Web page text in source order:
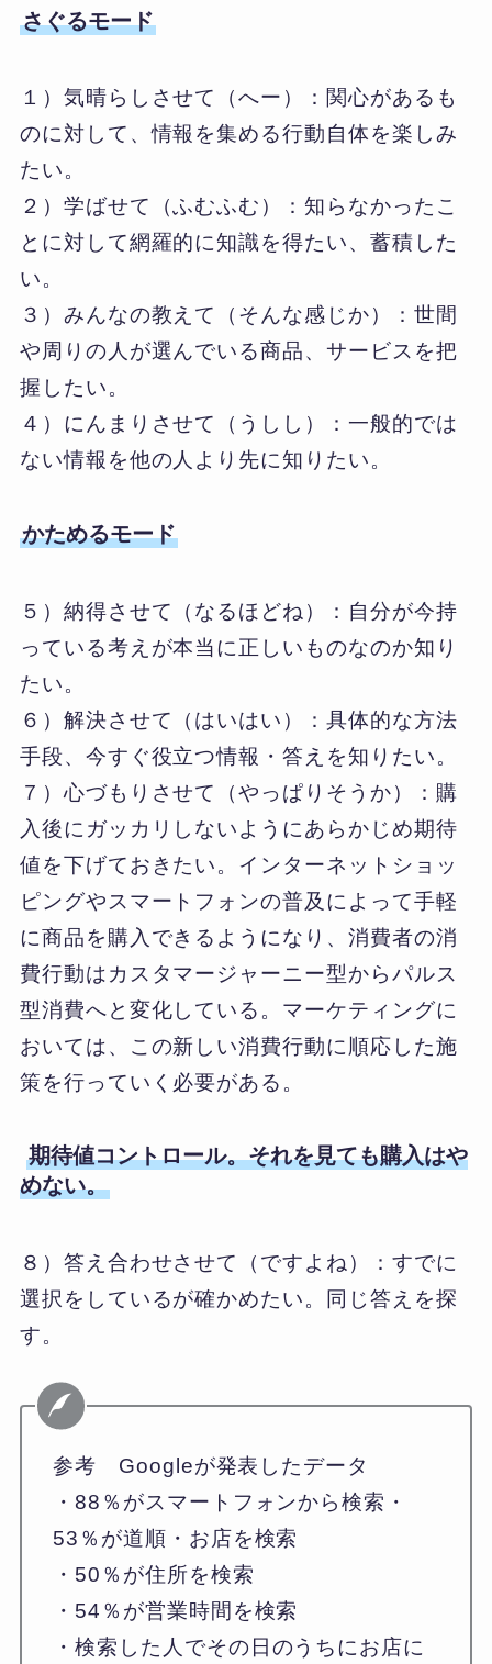
さぐるモード
１）気晴らしさせて（へー）：関心があるも
のに対して、情報を集める行動自体を楽しみ
たい。
２）学ばせて（ふむふむ）：知らなかったこ
とに対して網羅的に知識を得たい、蓄積した
い。
３）みんなの教えて（そんな感じか）：世間
や周りの人が選んでいる商品、サービスを把
握したい。
４）にんまりさせて（うしし）：一般的では
ない情報を他の人より先に知りたい。
かためるモード
５）納得させて（なるほどね）：自分が今持
っている考えが本当に正しいものなのか知り
たい。
６）解決させて（はいはい）：具体的な方法
手段、今すぐ役立つ情報・答えを知りたい。
７）心づもりさせて（やっぱりそうか）：購
入後にガッカリしないようにあらかじめ期待
値を下げておきたい。インターネットショッ
ピングやスマートフォンの普及によって手軽
に商品を購入できるようになり、消費者の消
費行動はカスタマージャーニー型からパルス
型消費へと変化している。マーケティングに
おいては、この新しい消費行動に順応した施
策を行っていく必要がある。
期待値コントロール。それを見ても購入はや
めない。
８）答え合わせさせて（ですよね）：すでに
選択をしているが確かめたい。同じ答えを探
す。
参考 Googleが発表したデータ
・88％がスマートフォンから検索・
53％が道順・お店を検索
・50％が住所を検索
・54％が営業時間を検索
・検索した人でその日のうちにお店に